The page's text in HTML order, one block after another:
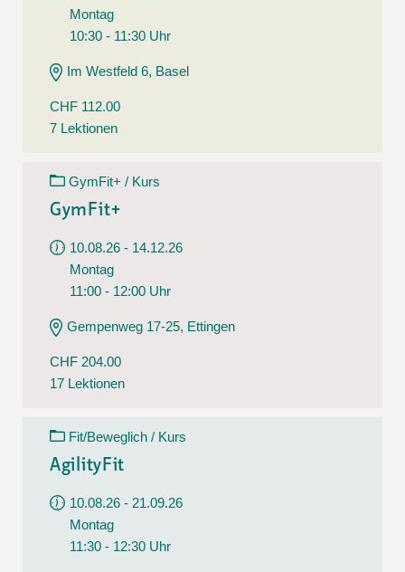
Montag
10:30 - 11:30 Uhr
Im Westfeld 6, Basel
CHF 112.00
7 Lektionen
GymFit+ / Kurs
GymFit+
10.08.26 - 14.12.26
Montag
11:00 - 12:00 Uhr
Gempenweg 17-25, Ettingen
CHF 204.00
17 Lektionen
Fit/Beweglich / Kurs
AgilityFit
10.08.26 - 21.09.26
Montag
11:30 - 12:30 Uhr